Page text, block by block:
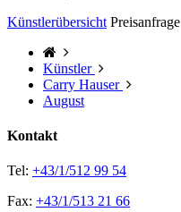
Künstlerübersicht Preisanfrage
Künstler
Carry Hauser
August
Kontakt
Tel: +43/1/512 99 54
Fax: +43/1/513 21 66